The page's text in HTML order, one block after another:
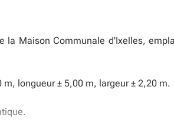
la Maison Communale d'Ixelles,
longueur ± 5,00 m, largeur ± 2,20 m.